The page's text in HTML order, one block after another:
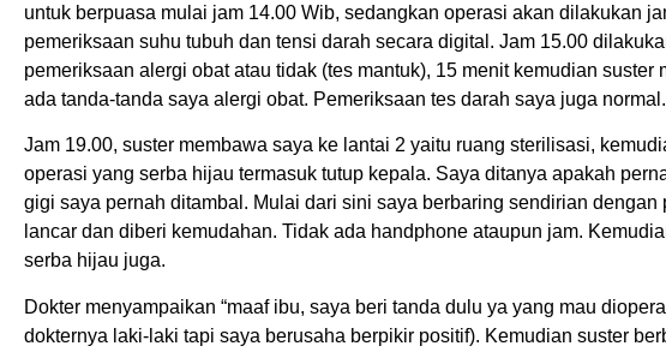
untuk berpuasa mulai jam 14.00 Wib, sedangkan operasi akan dilakukan
pemeriksaan suhu tubuh dan tensi darah secara digital. Jam 15.00
pemeriksaan alergi obat atau tidak (tes mantuk), 15 menit kemudian
ada tanda-tanda saya alergi obat. Pemeriksaan tes darah saya juga normal.
Jam 19.00, suster membawa saya ke lantai 2 yaitu ruang sterilisasi,
operasi yang serba hijau termasuk tutup kepala. Saya ditanya apakah
gigi saya pernah ditambal. Mulai dari sini saya berbaring sendirian
lancar dan diberi kemudahan. Tidak ada handphone ataupun jam.
serba hijau juga.
Dokter menyampaikan “maaf ibu, saya beri tanda dulu ya yang mau
dokternya laki-laki tapi saya berusaha berpikir positif). Kemudian suster